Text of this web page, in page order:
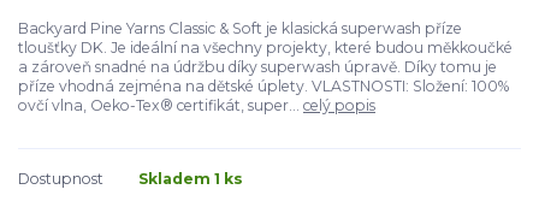
Backyard Pine Yarns Classic & Soft je klasická superwash příze
tloušťky DK. Je ideální na všechny projekty, které budou měkkoučké
a zároveň snadné na údržbu díky superwash úpravě. Díky tomu je
příze vhodná zejména na dětské úplety. VLASTNOSTI: Složení: 100%
ovčí vlna, Oeko-Tex® certifikát, super... celý popis
Dostupnost Skladem 1 ks